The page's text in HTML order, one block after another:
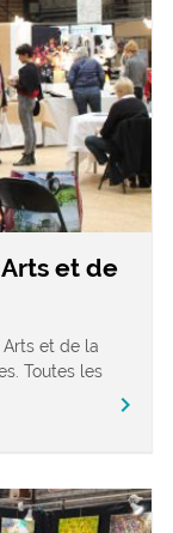
et de
Arts et de la
Toutes les
chevron_right